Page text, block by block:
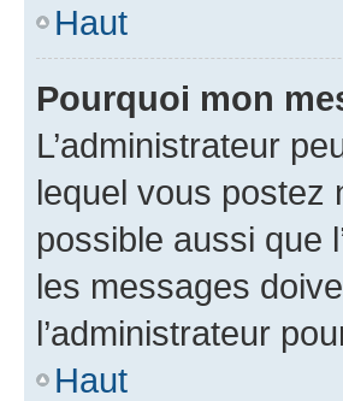
Haut
Pourquoi mon
L’administrateur
lequel vous postez
possible aussi que
les messages
l’administrateur
Haut